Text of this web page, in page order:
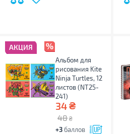
АКЦИЯ
Альбом для
рисования Kite
Ninja Turtles, 12
листов (NT25-
241)
34₴
48 ₴
+3 баллов